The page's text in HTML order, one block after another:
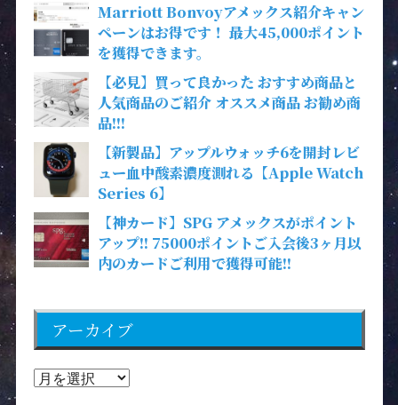
Marriott Bonvoyアメックス紹介キャン
ペーンはお得です！ 最大45,000ポイント
を獲得できます。
【必見】買って良かった おすすめ商品と
人気商品のご紹介 オススメ商品 お勧め商
品!!!
【新製品】アップルウォッチ6を開封レビ
ュー血中酸素濃度測れる【Apple Watch
Series 6】
【神カード】SPG アメックスがポイント
アップ!! 75000ポイントご入会後3ヶ月以
内のカードご利用で獲得可能!!
アーカイブ